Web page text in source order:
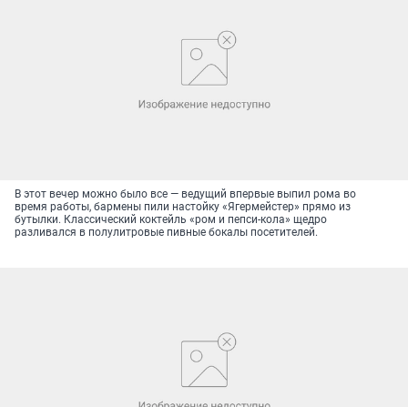
В этот вечер можно было все — ведущий впервые выпил рома во
время работы, бармены пили настойку «Ягермейстер» прямо из
бутылки. Классический коктейль «ром и пепси-кола» щедро
разливался в полулитровые пивные бокалы посетителей.